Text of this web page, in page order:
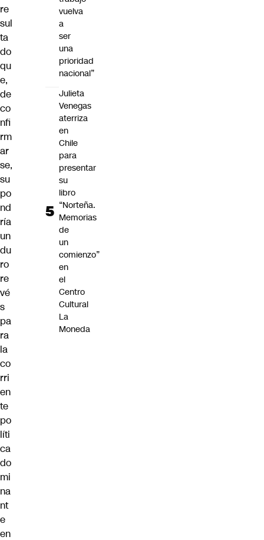
re
sul
ta
do
qu
e,
de
co
nfi
rm
ar
se,
su
po
nd
ría
un
du
ro
re
vé
s
pa
ra
la
co
rri
en
te
po
líti
ca
do
mi
na
nt
e
en
vuelva
a
ser
una
prioridad
nacional”
Julieta
Venegas
aterriza
en
Chile
para
presentar
su
libro
“Norteña.
Memorias
de
un
comienzo”
en
el
Centro
Cultural
La
Moneda